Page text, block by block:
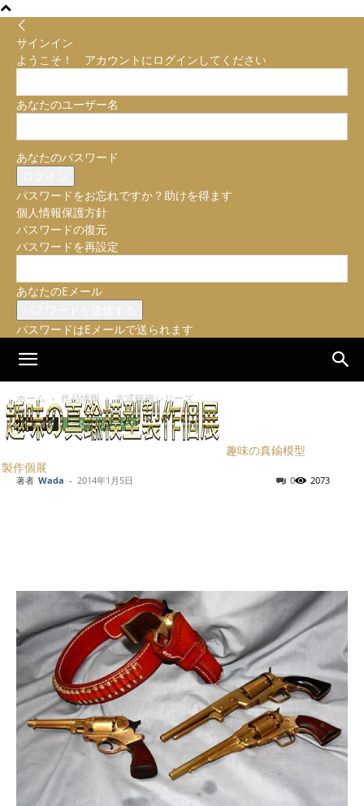
サインイン
ようこそ！ アカウントにログインしてください
あなたのユーザー名
あなたのパスワード
パスワードをお忘れですか？助けを得ます
個人情報保護方針
パスワードの復元
パスワードを再設定
あなたのEメール
パスワードはEメールで送られます
趣味の真鍮模型
製作個展
ホーム 作品情報 古式銃砲シリーズ
作品情報 古式銃砲シリーズ
著者 Wada - 2014年1月5日 2073
0